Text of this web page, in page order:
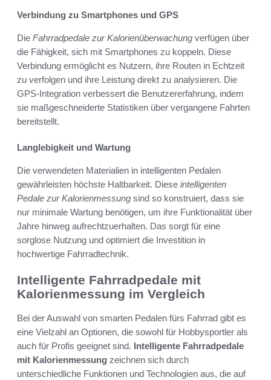
Verbindung zu Smartphones und GPS
Die Fahrradpedale zur Kalorienüberwachung verfügen über
die Fähigkeit, sich mit Smartphones zu koppeln. Diese
Verbindung ermöglicht es Nutzern, ihre Routen in Echtzeit
zu verfolgen und ihre Leistung direkt zu analysieren. Die
GPS-Integration verbessert die Benutzererfahrung, indem
sie maßgeschneiderte Statistiken über vergangene Fahrten
bereitstellt.
Langlebigkeit und Wartung
Die verwendeten Materialien in intelligenten Pedalen
gewährleisten höchste Haltbarkeit. Diese intelligenten
Pedale zur Kalorienmessung sind so konstruiert, dass sie
nur minimale Wartung benötigen, um ihre Funktionalität über
Jahre hinweg aufrechtzuerhalten. Das sorgt für eine
sorglose Nutzung und optimiert die Investition in
hochwertige Fahrradtechnik.
Intelligente Fahrradpedale mit
Kalorienmessung im Vergleich
Bei der Auswahl von smarten Pedalen fürs Fahrrad gibt es
eine Vielzahl an Optionen, die sowohl für Hobbysportler als
auch für Profis geeignet sind. Intelligente Fahrradpedale
mit Kalorienmessung zeichnen sich durch
unterschiedliche Funktionen und Technologien aus, die auf